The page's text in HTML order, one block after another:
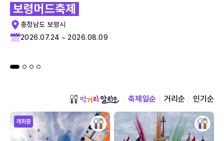
보령머드축제
충청남도 보령시
2026.07.24 ~ 2026.08.09
축제일순 거리순 인기순
개최중